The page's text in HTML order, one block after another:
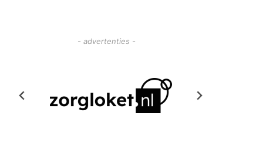
- advertenties -